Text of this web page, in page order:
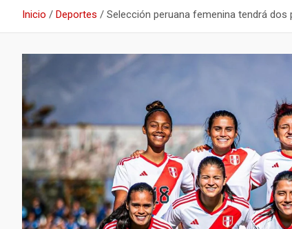
Inicio Deportes Selección peruana femenina tendrá